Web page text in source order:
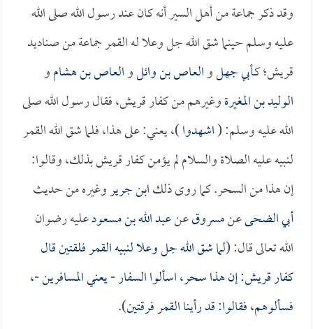
وقد ذكر جماعة من أهل السير أنه كان عند رسول الله صلى الله
عليه وسلم حينما شق الله جل وعلا له القمر جماعة من صناديد
قريش؛ كـأبي جهلوالعاص بن وائلوالعاص بن هشامو
الوليد بن المغيرةوغيرهم من كفار قريش، فقال رسول الله صلى
الله عليه وسلم: (اشهدوا)، يعني: على هذا، فلما شق الله القمر
لنبيه عليه الصلاة والسلام لم يؤمن كفار قريش بذلك، وقالوا:
إن هذا من السحر. كما روى ذلكابن جريروغيره من حديث
أبي الضحىعنمسروقعنعبد الله بن مسعودعليه رضوان
الله تعالى قال: (لما شق الله جل وعلا لنبيه القمر فلقتين قال
كفار قريش: إن هذا سحر، اسألوا السفار - يعني المسافرين -،
فسألوهم، فقالوا: قد رأينا القمر فرقتين).